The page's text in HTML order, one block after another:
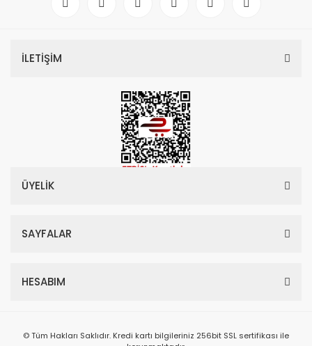
İLETİŞİM
ÜYELİK
SAYFALAR
HESABIM
© Tüm Hakları Saklıdır. Kredi kartı bilgileriniz 256bit SSL sertifikası ile